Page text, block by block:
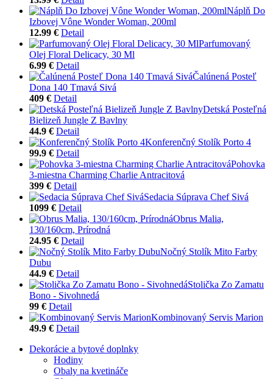
Náplň Do
Izbovej Vône Wonder Woman, 200ml
12.99 € Detail
Parfumovaný
Olej Floral Delicacy, 30 Ml
6.99 € Detail
Čalúnená Posteľ
Dona 140 Tmavá Sivá
409 € Detail
Detská Posteľná
Bielizeň Jungle Z Bavlny
44.9 € Detail
Konferenčný Stolík Porto 4
99.9 € Detail
Pohovka
3-miestna Charming Charlie Antracitová
399 € Detail
Sedacia Súprava Chef Sivá
1099 € Detail
Obrus Malia,
130/160cm, Prírodná
24.95 € Detail
Nočný Stolík Mito Farby
Dubu
44.9 € Detail
Stolička Zo Zamatu
Bono - Sivohnedá
99 € Detail
Kombinovaný Servis Marion
49.9 € Detail
Dekorácie a bytové doplnky
Hodiny
Obaly na kvetináče